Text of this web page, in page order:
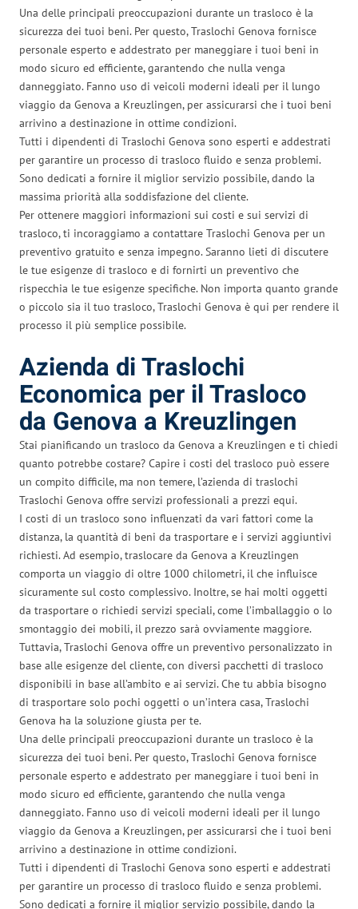
Una delle principali preoccupazioni durante un trasloco è la
sicurezza dei tuoi beni. Per questo, Traslochi Genova fornisce
personale esperto e addestrato per maneggiare i tuoi beni in
modo sicuro ed efficiente, garantendo che nulla venga
danneggiato. Fanno uso di veicoli moderni ideali per il lungo
viaggio da Genova a Kreuzlingen, per assicurarsi che i tuoi beni
arrivino a destinazione in ottime condizioni.
Tutti i dipendenti di Traslochi Genova sono esperti e addestrati
per garantire un processo di trasloco fluido e senza problemi.
Sono dedicati a fornire il miglior servizio possibile, dando la
massima priorità alla soddisfazione del cliente.
Per ottenere maggiori informazioni sui costi e sui servizi di
trasloco, ti incoraggiamo a contattare Traslochi Genova per un
preventivo gratuito e senza impegno. Saranno lieti di discutere
le tue esigenze di trasloco e di fornirti un preventivo che
rispecchia le tue esigenze specifiche. Non importa quanto grande
o piccolo sia il tuo trasloco, Traslochi Genova è qui per rendere il
processo il più semplice possibile.
Azienda di Traslochi
Economica per il Trasloco
da Genova a Kreuzlingen
Stai pianificando un trasloco da Genova a Kreuzlingen e ti chiedi
quanto potrebbe costare? Capire i costi del trasloco può essere
un compito difficile, ma non temere, l’azienda di traslochi
Traslochi Genova offre servizi professionali a prezzi equi.
I costi di un trasloco sono influenzati da vari fattori come la
distanza, la quantità di beni da trasportare e i servizi aggiuntivi
richiesti. Ad esempio, traslocare da Genova a Kreuzlingen
comporta un viaggio di oltre 1000 chilometri, il che influisce
sicuramente sul costo complessivo. Inoltre, se hai molti oggetti
da trasportare o richiedi servizi speciali, come l’imballaggio o lo
smontaggio dei mobili, il prezzo sarà ovviamente maggiore.
Tuttavia, Traslochi Genova offre un preventivo personalizzato in
base alle esigenze del cliente, con diversi pacchetti di trasloco
disponibili in base all’ambito e ai servizi. Che tu abbia bisogno
di trasportare solo pochi oggetti o un’intera casa, Traslochi
Genova ha la soluzione giusta per te.
Una delle principali preoccupazioni durante un trasloco è la
sicurezza dei tuoi beni. Per questo, Traslochi Genova fornisce
personale esperto e addestrato per maneggiare i tuoi beni in
modo sicuro ed efficiente, garantendo che nulla venga
danneggiato. Fanno uso di veicoli moderni ideali per il lungo
viaggio da Genova a Kreuzlingen, per assicurarsi che i tuoi beni
arrivino a destinazione in ottime condizioni.
Tutti i dipendenti di Traslochi Genova sono esperti e addestrati
per garantire un processo di trasloco fluido e senza problemi.
Sono dedicati a fornire il miglior servizio possibile, dando la